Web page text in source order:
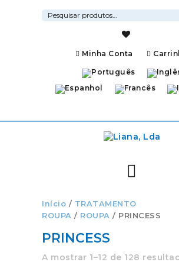
Pesquisar
por:
Minha Conta
Início / TRATAMENTO
ROUPA / ROUPA / PRINCESS
PRINCESS
A mostrar 1–12 de 128